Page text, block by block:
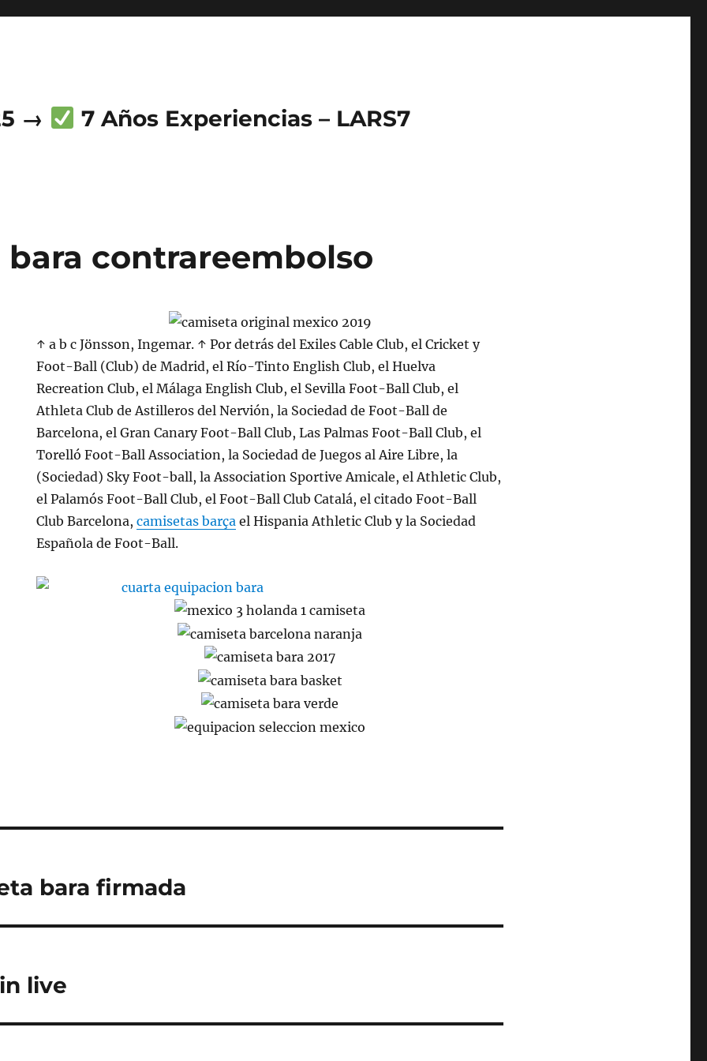
→ 7 Años Experiencias – LARS7
contrareembolso
↑ a b c Jönsson, Ingemar. ↑ Por detrás del Exiles Cable Club, el Cricket y
Foot-Ball (Club) de Madrid, el Río-Tinto English Club, el Huelva
Recreation Club, el Málaga English Club, el Sevilla Foot-Ball Club, el
Athleta Club de Astilleros del Nervión, la Sociedad de Foot-Ball de
Barcelona, el Gran Canary Foot-Ball Club, Las Palmas Foot-Ball Club, el
Torelló Foot-Ball Association, la Sociedad de Juegos al Aire Libre, la
(Sociedad) Sky Foot-ball, la Association Sportive Amicale, el Athletic Club,
el Palamós Foot-Ball Club, el Foot-Ball Club Catalá, el citado Foot-Ball
Club Barcelona,camisetas barça el Hispania Athletic Club y la Sociedad
Española de Foot-Ball.
bara firmada
live